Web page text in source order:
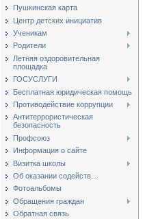
Пушкинская карта
Центр детских инициатив
Ученикам
Родители
Летняя оздоровительная
площадка
ГОСУСЛУГИ
Бесплатная юридическая помощь
Противодействие коррупции
Антитеррористическая
безопасность
Профсоюз
Информация о сайте
Визитка школы
Об оказании содейств...
Фотоальбомы
Обращения граждан
Обратная связь